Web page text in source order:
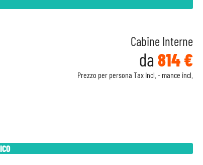
Cabine Interne
da 814 €
Prezzo per persona Tax Incl. - mance incl.